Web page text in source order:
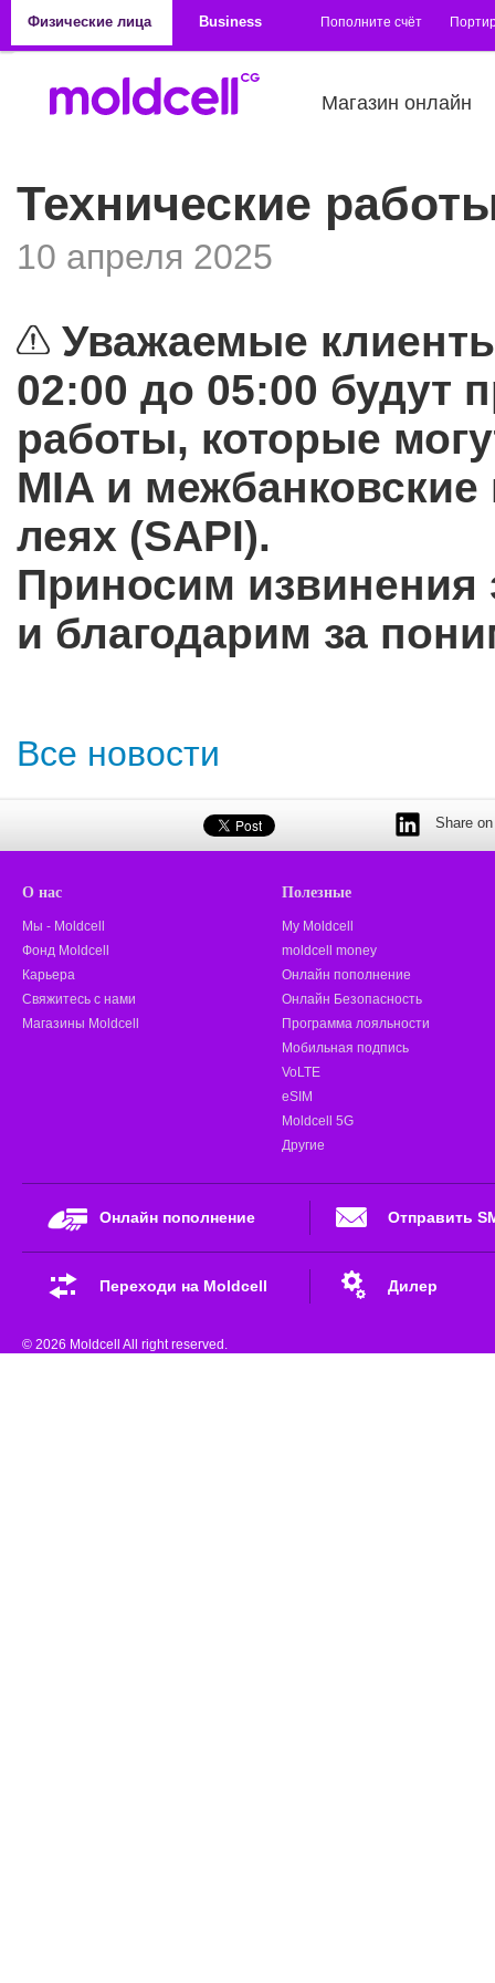
Физические лица
Business Пополните счёт
Магазин онлайн
Технические
10 апреля 2025
Уважаемые
02:00 до 05:00 будут
работы, которые
MIA и
леях (SAPI).
Приносим извинения
и благодарим за
Все новости
Share
О нас
Мы - Moldcell
Фонд Moldcell
Карьера
Свяжитесь с нами
Магазины Moldcell
Полезные
My Moldcell
moldcell money
Онлайн пополнение
Онлайн Безопасность
Программа лояльности
Мобильная подпись
VoLTE
eSIM
Moldcell 5G
Другие
Онлайн пополнение Отправить
Переходи на Moldcell Дилер
© 2026 Moldcell All right reserved.